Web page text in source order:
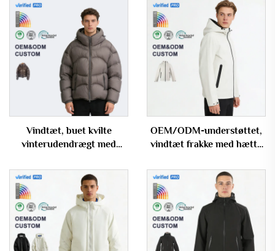
Vindtæt, buet kvilte
vinterudendrægt med
OEM/ODM-understøttet,
vindtæt frakke med hætte
til mænd